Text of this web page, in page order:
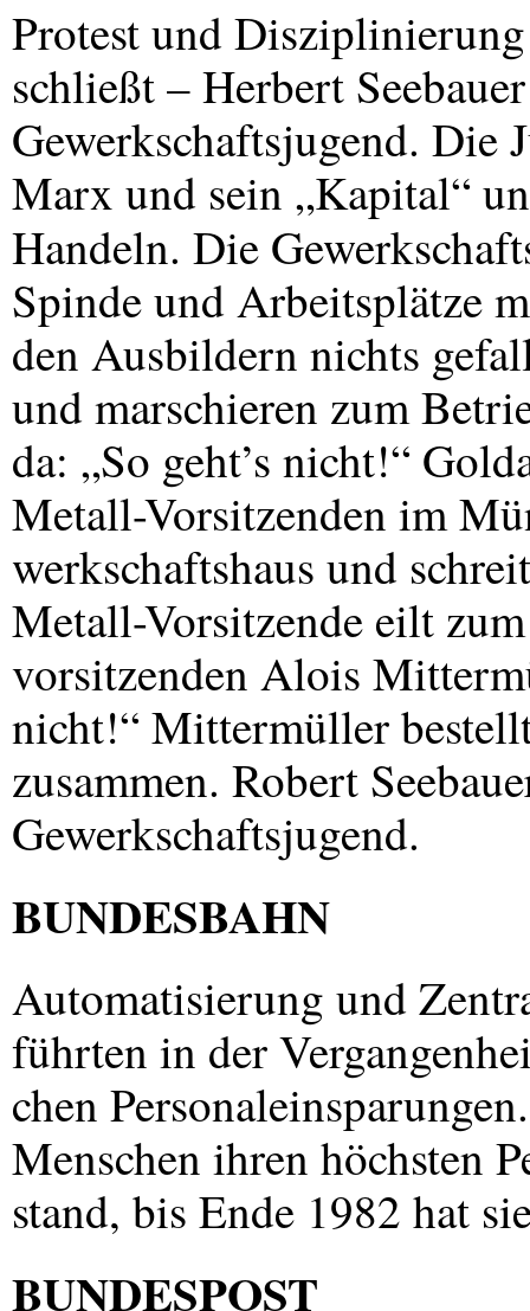
Protest und
schließt – Herbert
Gewerkschaftsjugend. Die
Marx und sein „Kapital“
Handeln. Die
Spinde und Arbeitsplätze
den Ausbildern nichts
und marschieren zum
da: „So geht’s nicht!“
Metall-Vorsitzenden im
werkschaftshaus und
Metall-Vorsitzende eilt
vorsitzenden Alois
nicht!“ Mittermüller
zusammen. Robert
Gewerkschaftsjugend.
BUNDESBAHN
Automatisierung und
führten in der
chen
Menschen ihren höchsten
stand, bis Ende 1982 hat
BUNDESPOST